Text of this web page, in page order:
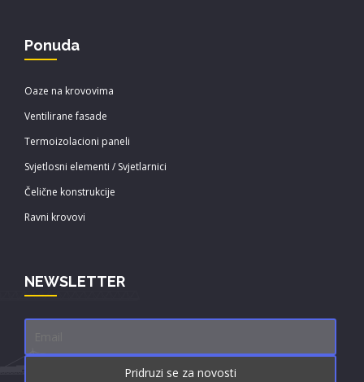
Ponuda
Oaze na krovovima
Ventilirane fasade
Termoizolacioni paneli
Svjetlosni elementi / Svjetlarnici
Čelične konstrukcije
Ravni krovovi
NEWSLETTER